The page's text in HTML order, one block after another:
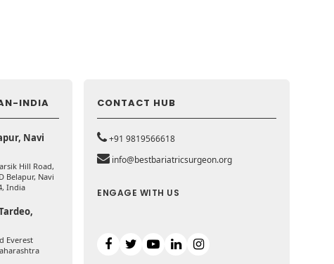
INDIA
Navi
Hill Road,
Belapur, Navi
India
Everest
CONTACT HUB
+91 9819566618
info@bestbariatricsurgeon.org
ENGAGE WITH US